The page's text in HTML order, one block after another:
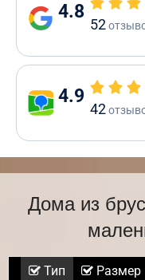
4.8
52
4.9
42
Дома из
Тип Размер